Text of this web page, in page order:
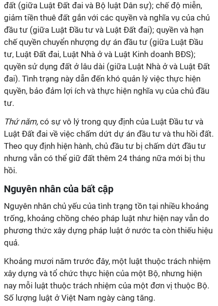
đất (giữa Luật Đất đai và Bộ luật Dân sự); chế độ miễn,
giảm tiền thuê đất gắn với các quyền và nghĩa vụ của chủ
đầu tư (giữa Luật Đầu tư và Luật Đất đai); quyền và hạn
chế quyền chuyển nhượng dự án đầu tư (giữa Luật Đầu
tư, Luật Đất đai, Luật Nhà ở và Luật Kinh doanh BĐS);
quyền sử dụng đất ở lâu dài (giữa Luật Nhà ở và Luật Đất
đai). Tình trạng này dẫn đến khó quản lý việc thực hiện
quyền, bảo đảm lợi ích và thực hiện nghĩa vụ của chủ đầu
tư.
Thứ năm, có sự vô lý trong quy định của Luật Đầu tư và
Luật Đất đai về việc chấm dứt dự án đầu tư và thu hồi đất.
Theo quy định hiện hành, chủ đầu tư bị chấm dứt đầu tư
nhưng vẫn có thể giữ đất thêm 24 tháng nữa mới bị thu
hồi.
Nguyên nhân của bất cập
Nguyên nhân chủ yếu của tình trạng tồn tại nhiều khoảng
trống, khoảng chồng chéo pháp luật như hiện nay vẫn do
phương thức xây dựng pháp luật ở nước ta còn thiếu hiệu
quả.
Khoảng mươi năm trước đây, một luật thuộc trách nhiệm
xây dựng và tổ chức thực hiện của một Bộ, nhưng hiện
nay mỗi luật thuộc trách nhiệm của một đơn vị thuộc Bộ.
Số lượng luật ở Việt Nam ngày càng tăng.